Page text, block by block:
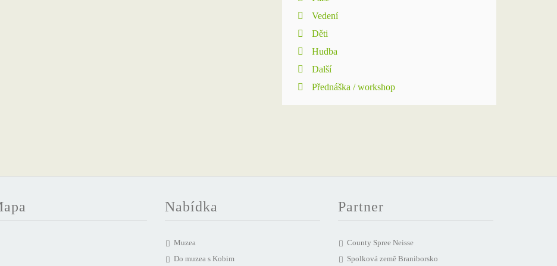
Vedení
Děti
Hudba
Další
Přednáška / workshop
Nabídka
Muzea
Do muzea s Kobim
Partner
County Spree Neisse
Spolková země Braniborsko